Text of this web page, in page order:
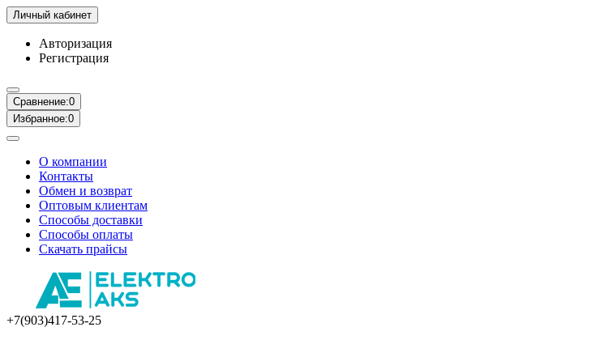
Личный кабинет
Авторизация
Регистрация
Сравнение:0
Избранное:0
О компании
Контакты
Обмен и возврат
Оптовым клиентам
Способы доставки
Способы оплаты
Скачать прайсы
+7(903)417-53-25